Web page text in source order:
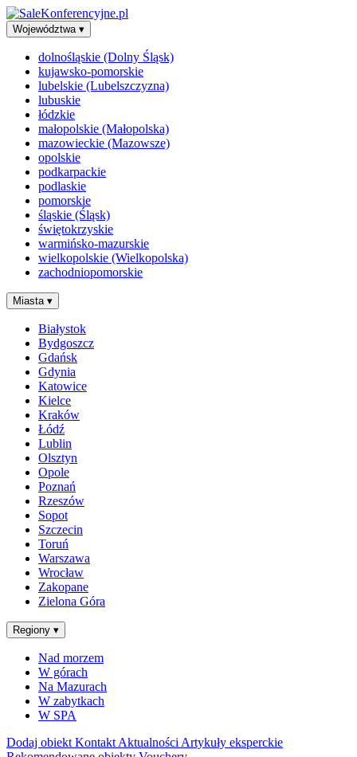
Województwa ▾
dolnośląskie (Dolny Śląsk)
kujawsko-pomorskie
lubelskie (Lubelszczyzna)
lubuskie
łódzkie
małopolskie (Małopolska)
mazowieckie (Mazowsze)
opolskie
podkarpackie
podlaskie
pomorskie
śląskie (Śląsk)
świętokrzyskie
warmińsko-mazurskie
wielkopolskie (Wielkopolska)
zachodniopomorskie
Miasta ▾
Białystok
Bydgoszcz
Gdańsk
Gdynia
Katowice
Kielce
Kraków
Łódź
Lublin
Olsztyn
Opole
Poznań
Rzeszów
Sopot
Szczecin
Toruń
Warszawa
Wrocław
Zakopane
Zielona Góra
Regiony ▾
Nad morzem
W górach
Na Mazurach
W zabytkach
W SPA
Dodaj obiekt Kontakt Aktualności Artykuły eksperckie